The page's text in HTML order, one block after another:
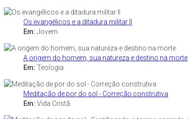
Os evangélicos e a ditadura militar II
Em: Jovem
A origem do homem, sua natureza e destino na morte
Em: Teologia
Meditação de por do sol - Correção construtiva
Em: Vida Cristã